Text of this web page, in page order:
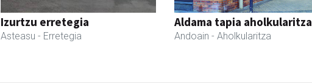
Izurtzu erretegia
Asteasu - Erretegia
Aldama tapia aholkularitza
Andoain - Aholkularitza